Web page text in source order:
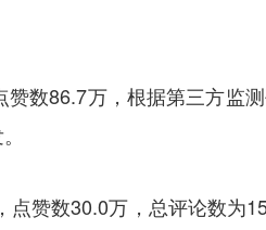
数86.7万，根据第三方监
赞数30.0万，总评论数为